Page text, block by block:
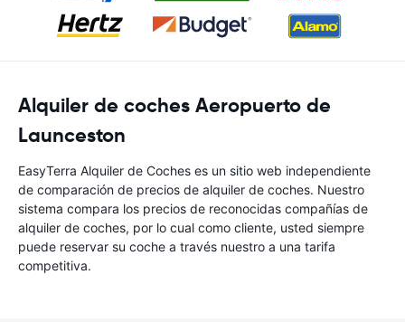
Alquiler de coches Aeropuerto de
Launceston
EasyTerra Alquiler de Coches es un sitio web independiente
de comparación de precios de alquiler de coches. Nuestro
sistema compara los precios de reconocidas compañías de
alquiler de coches, por lo cual como cliente, usted siempre
puede reservar su coche a través nuestro a una tarifa
competitiva.